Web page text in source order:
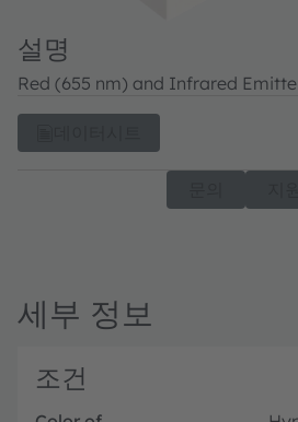
설명
Red (655 nm) and Infrared
세부 정보
조건